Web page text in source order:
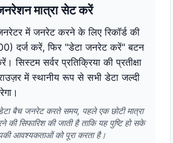
मात्रा सेट करें
में जनरेट करने के लिए रिकॉर्ड की
दर्ज करें, फिर "डेटा जनरेट करें" बटन
सिस्टम सर्वर प्रतिक्रिया की प्रतीक्षा
में स्थानीय रूप से सभी डेटा जल्दी
डेटा बैच जनरेट करते समय, पहले एक छोटी मात्रा
की सिफारिश की जाती है ताकि यह पुष्टि हो सके
आवश्यकताओं को पूरा करता है।